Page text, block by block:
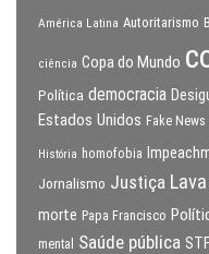
América Latina Autoritarismo
ciência Copa do Mundo
Política democracia
Estados Unidos Fake News
História homofobia
Jornalismo Justiça
morte Papa Francisco
mental
Saúde pública STF